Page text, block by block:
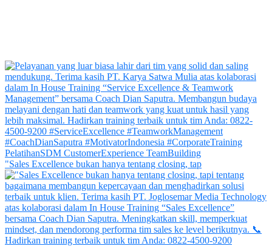
"Sales Excellence bukan hanya tentang closing, tap